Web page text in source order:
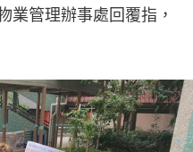
業管理辦事處回覆指，